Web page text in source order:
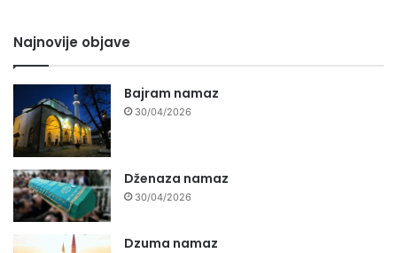
Najnovije objave
Bajram namaz
30/04/2026
Dženaza namaz
30/04/2026
Dzuma namaz